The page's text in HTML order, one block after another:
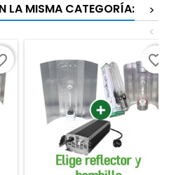
LA MISMA CATEGORÍA:
>
<
favorite_border